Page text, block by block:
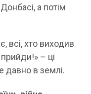
а потім
всі, хто виходив
– ці
давно в землі.